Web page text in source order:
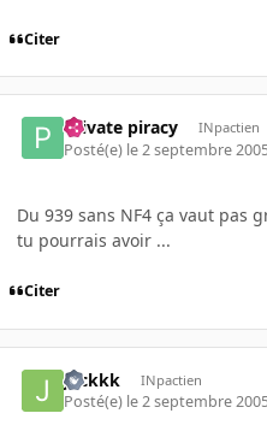
Citer
Private piracy INpactien
Posté(e) le 2 septembre
Du 939 sans NF4 ça vaut pas
tu pourrais avoir ...
Citer
Jackkk INpactien
Posté(e) le 2 septembre